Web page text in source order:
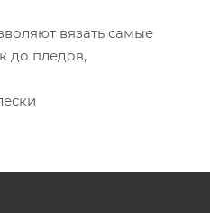
вязать самые
до пледов,